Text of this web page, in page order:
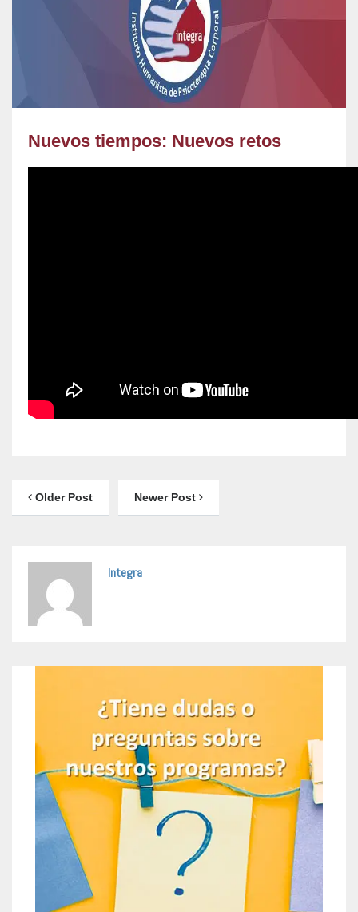
Nuevos tiempos: Nuevos retos
Older Post Newer Post
Integra